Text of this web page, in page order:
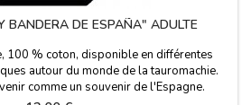
BANDERA DE ESPAÑA" ADULTE
100 % coton, disponible en différentes
autour du monde de la tauromachie.
comme un souvenir de l'Espagne.